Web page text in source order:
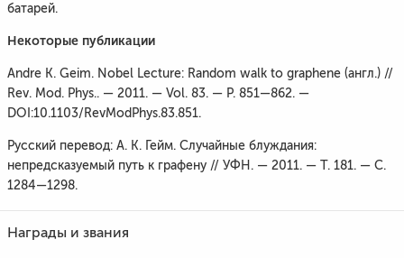
батарей.
Некоторые публикации
Andre K. Geim. Nobel Lecture: Random walk to graphene (англ.) //
Rev. Mod. Phys.. — 2011. — Vol. 83. — P. 851—862. —
DOI:10.1103/RevModPhys.83.851.
Русский перевод: А. К. Гейм. Случайные блуждания:
непредсказуемый путь к графену // УФН. — 2011. — Т. 181. — С.
1284—1298.
Награды и звания